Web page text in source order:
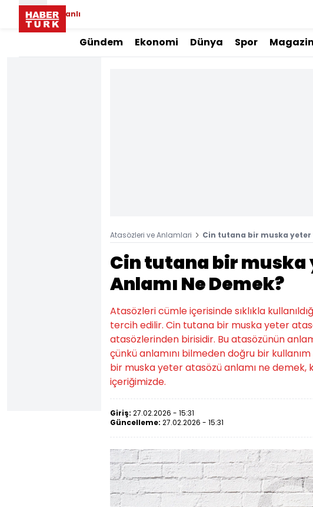
Canlı
Gündem Ekonomi Dünya Spor Magazin
Atasözleri ve Anlamlari Cin tutana bir muska yeter
Cin tutana bir
Anlamı Ne Demek?
Atasözleri cümle içerisinde sıklıkla
tercih edilir. Cin tutana bir muska yeter
atasözlerinden birisidir. Bu atasözünün
çünkü anlamını bilmeden doğru bir
bir muska yeter atasözü anlamı ne demek,
içeriğimizde.
Giriş: 27.02.2026 - 15:31
Güncelleme: 27.02.2026 - 15:31